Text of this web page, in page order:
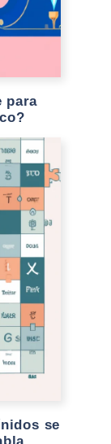
para
se